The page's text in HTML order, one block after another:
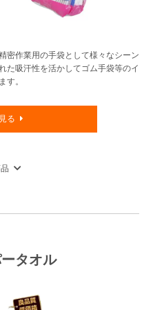
密作業用の手袋として様々なシーン
た吸汗性を活かしてゴム手袋等のイ
す。
る
タオル